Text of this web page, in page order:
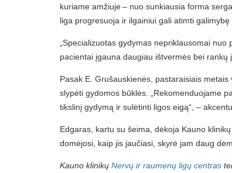
kuriame amžiuje – nuo sunkiausia forma
liga progresuoja ir ilgainiui gali atimti
„Specializuotas gydymas nepriklausomai
pacientai įgauna daugiau ištvermės bei rankų
Pasak E. Grušauskienės, pastaraisiais
slypėti gydomos būklės. „Rekomenduojame
tikslinį gydymą ir sulėtinti ligos eigą“, –
Edgaras, kartu su šeima, dėkoja Kauno
domėjosi, kaip jis jaučiasi, skyrė jam daug
Kauno klinikų Nervų ir raumenų ligų centras